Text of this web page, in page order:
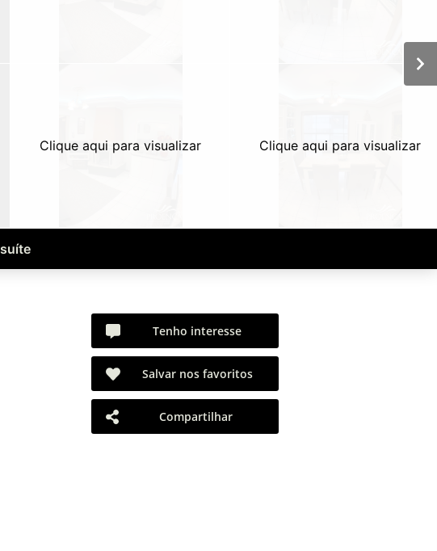
Clique aqui para visualizar Clique aqui para visualizar
Tenho interesse
Salvar nos favoritos
Compartilhar